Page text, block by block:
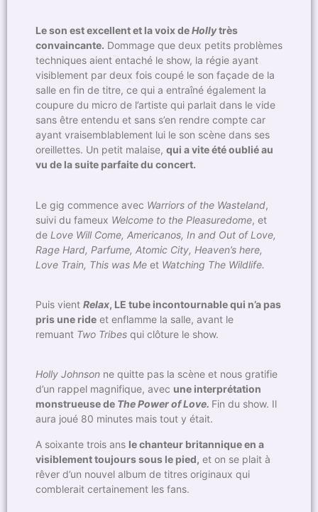
Le son est excellent et la voix deHollytrès
convaincante. Dommage que deux petits problèmes
techniques aient entaché le show, la régie ayant
visiblement par deux fois coupé le son façade de la
salle en fin de titre, ce qui a entraîné également la
coupure du micro de l’artiste qui parlait dans le vide
sans être entendu et sans s’en rendre compte car
ayant vraisemblablement lui le son scène dans ses
oreillettes. Un petit malaise, qui a vite été oublié au
vu de la suite parfaite du concert.
Le gig commence avec Warriors of the Wasteland,
suivi du fameux Welcome to the Pleasuredome, et
de Love Will Come, Americanos, In and Out of Love,
Rage Hard, Parfume, Atomic City, Heaven’s here,
Love Train, This was Me et Watching The Wildlife.
Puis vient Relax, LE tube incontournable qui n’a pas
pris une ride et enflamme la salle, avant le
remuant Two Tribes qui clôture le show.
Holly Johnson ne quitte pas la scène et nous gratifie
d’un rappel magnifique, avec une interprétation
monstrueuse de The Power of Love. Fin du show. Il
aura joué 80 minutes mais tout y était.
A soixante trois ans le chanteur britannique en a
visiblement toujours sous le pied, et on se plait à
rêver d’un nouvel album de titres originaux qui
comblerait certainement les fans.